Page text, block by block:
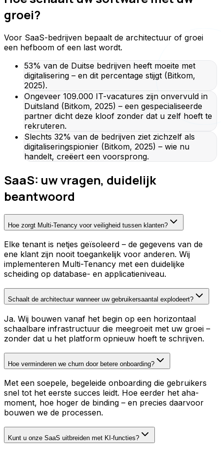
groei?
Voor SaaS-bedrijven bepaalt de architectuur of groei
een hefboom of een last wordt.
53% van de Duitse bedrijven heeft moeite met
digitalisering – en dit percentage stijgt (Bitkom,
2025).
Ongeveer 109.000 IT-vacatures zijn onvervuld in
Duitsland (Bitkom, 2025) – een gespecialiseerde
partner dicht deze kloof zonder dat u zelf hoeft te
rekruteren.
Slechts 32% van de bedrijven ziet zichzelf als
digitaliseringspionier (Bitkom, 2025) – wie nu
handelt, creëert een voorsprong.
SaaS: uw vragen, duidelijk
beantwoord
Hoe zorgt Multi-Tenancy voor veiligheid tussen klanten?
Elke tenant is netjes geïsoleerd – de gegevens van de
ene klant zijn nooit toegankelijk voor anderen. Wij
implementeren Multi-Tenancy met een duidelijke
scheiding op database- en applicatieniveau.
Schaalt de architectuur wanneer uw gebruikersaantal explodeert?
Ja. Wij bouwen vanaf het begin op een horizontaal
schaalbare infrastructuur die meegroeit met uw groei –
zonder dat u het platform opnieuw hoeft te schrijven.
Hoe verminderen we churn door betere onboarding?
Met een soepele, begeleide onboarding die gebruikers
snel tot het eerste succes leidt. Hoe eerder het aha-
moment, hoe hoger de binding – en precies daarvoor
bouwen we de processen.
Kunt u onze SaaS uitbreiden met KI-functies?